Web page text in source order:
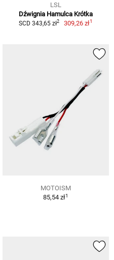
LSL
Dźwignia Hamulca Krótka
SCD 343,65 zł2 309,26 zł1
MOTOISM
85,54 zł1